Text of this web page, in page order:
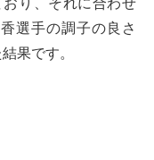
選手の調子の良さ
果です。